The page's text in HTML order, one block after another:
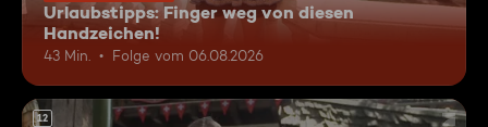
Urlaubstipps: Finger weg von diesen
Handzeichen!
43 Min. Folge vom 06.08.2026
12